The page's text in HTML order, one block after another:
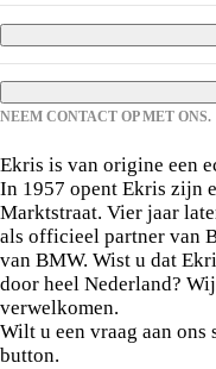
Maandag
Woensdag
Donderdag
Zaterdag
Zondag
Maandag
Woensdag
Donderdag
Vrijdag
Zaterdag
Zondag
Maandag
Dinsdag
Woensdag
Donderdag
Vrijdag
Zaterdag
Zondag
NEEM CONTACT OP MET ONS.
Ekris is van origine een
In 1957 opent Ekris zijn
Marktstraat. Vier jaar
als officieel partner van
van BMW. Wist u dat
door heel Nederland?
verwelkomen.
Wilt u een vraag aan
button.